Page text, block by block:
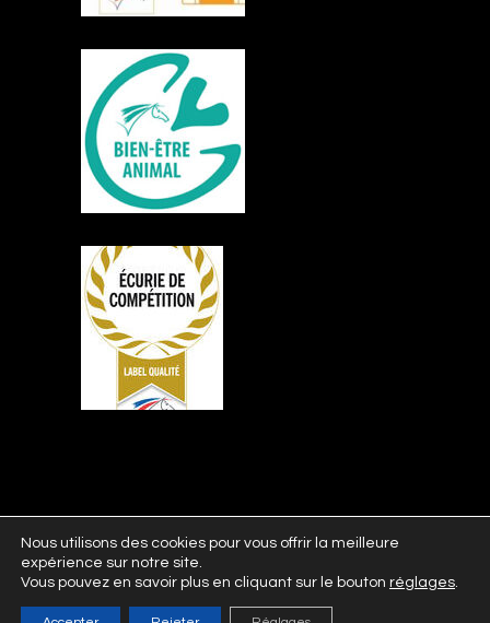
Nous utilisons des cookies pour vous offrir la meilleure
expérience sur notre site.
Vous pouvez en savoir plus en cliquant sur le bouton réglages.